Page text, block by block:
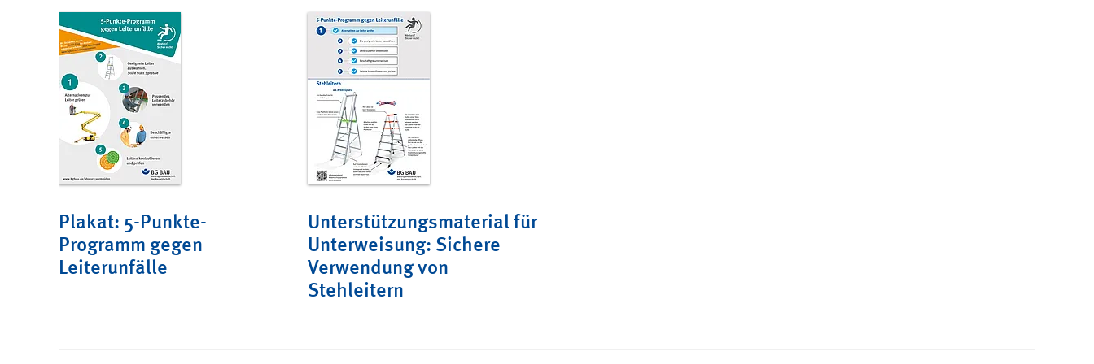
Plakat: 5-Punkte-
Programm gegen
Leiterunfälle
Unterstützungsmaterial für
Unterweisung: Sichere
Verwendung von
Stehleitern